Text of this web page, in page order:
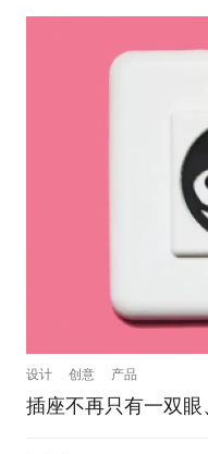
设计 创意 产品
插座不再只有一双眼